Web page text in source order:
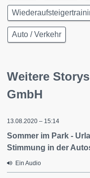
Auto / Verkehr
Weitere
GmbH
13.08.2020 – 15:14
Sommer im Park -
Stimmung in der
Ein Audio